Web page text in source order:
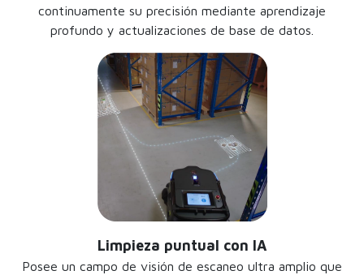
continuamente su precisión mediante aprendizaje
profundo y actualizaciones de base de datos.
Limpieza puntual con IA
Posee un campo de visión de escaneo ultra amplio que